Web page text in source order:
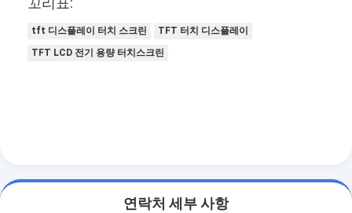
소형 TFT 디스플레이
아몰레드 디스플레이
tft 디스플레이 터치 스크린
TFT 터치 디스플레이
TFT LCD 전기 용량 터치스크린
연락처 세부 사항